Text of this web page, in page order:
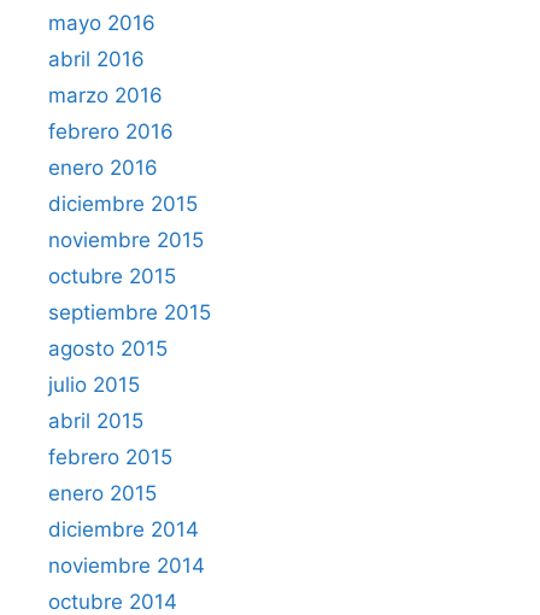
mayo 2016
abril 2016
marzo 2016
febrero 2016
enero 2016
diciembre 2015
noviembre 2015
octubre 2015
septiembre 2015
agosto 2015
julio 2015
abril 2015
febrero 2015
enero 2015
diciembre 2014
noviembre 2014
octubre 2014